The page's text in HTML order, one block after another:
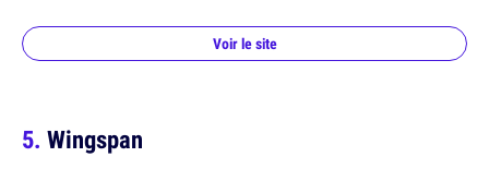
Voir le site
Wingspan